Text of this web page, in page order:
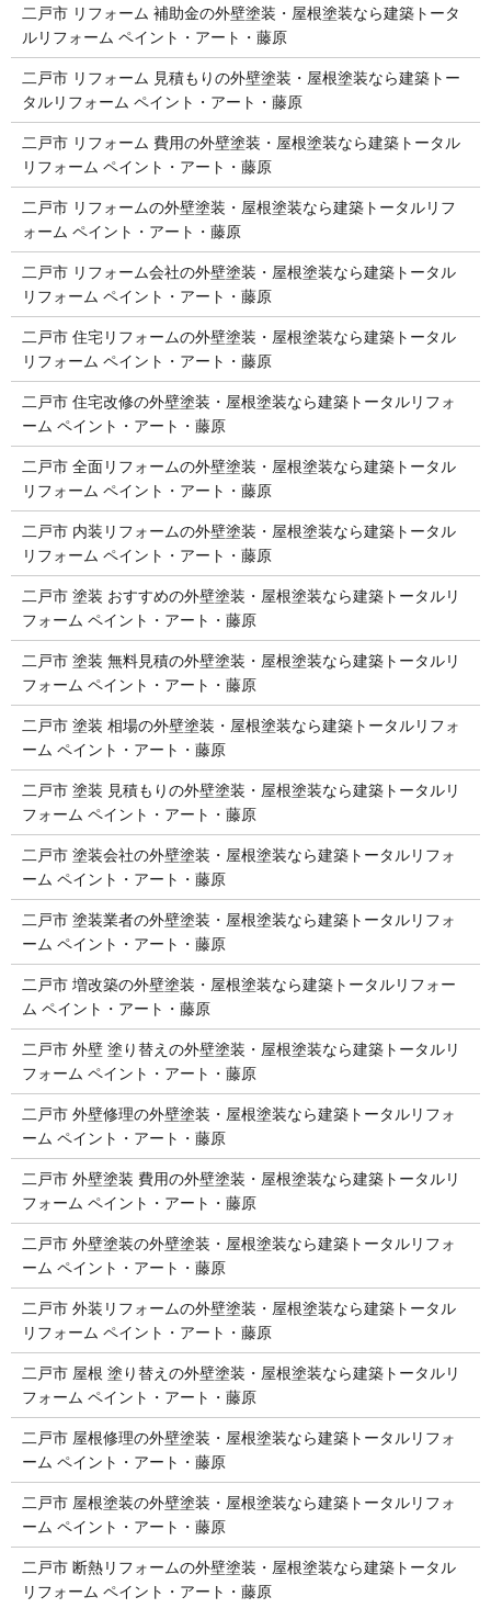
二戸市 リフォーム 補助金の外壁塗装・屋根塗装なら建築トータ
ルリフォーム ペイント・アート・藤原
二戸市 リフォーム 見積もりの外壁塗装・屋根塗装なら建築トー
タルリフォーム ペイント・アート・藤原
二戸市 リフォーム 費用の外壁塗装・屋根塗装なら建築トータル
リフォーム ペイント・アート・藤原
二戸市 リフォームの外壁塗装・屋根塗装なら建築トータルリフ
ォーム ペイント・アート・藤原
二戸市 リフォーム会社の外壁塗装・屋根塗装なら建築トータル
リフォーム ペイント・アート・藤原
二戸市 住宅リフォームの外壁塗装・屋根塗装なら建築トータル
リフォーム ペイント・アート・藤原
二戸市 住宅改修の外壁塗装・屋根塗装なら建築トータルリフォ
ーム ペイント・アート・藤原
二戸市 全面リフォームの外壁塗装・屋根塗装なら建築トータル
リフォーム ペイント・アート・藤原
二戸市 内装リフォームの外壁塗装・屋根塗装なら建築トータル
リフォーム ペイント・アート・藤原
二戸市 塗装 おすすめの外壁塗装・屋根塗装なら建築トータルリ
フォーム ペイント・アート・藤原
二戸市 塗装 無料見積の外壁塗装・屋根塗装なら建築トータルリ
フォーム ペイント・アート・藤原
二戸市 塗装 相場の外壁塗装・屋根塗装なら建築トータルリフォ
ーム ペイント・アート・藤原
二戸市 塗装 見積もりの外壁塗装・屋根塗装なら建築トータルリ
フォーム ペイント・アート・藤原
二戸市 塗装会社の外壁塗装・屋根塗装なら建築トータルリフォ
ーム ペイント・アート・藤原
二戸市 塗装業者の外壁塗装・屋根塗装なら建築トータルリフォ
ーム ペイント・アート・藤原
二戸市 増改築の外壁塗装・屋根塗装なら建築トータルリフォー
ム ペイント・アート・藤原
二戸市 外壁 塗り替えの外壁塗装・屋根塗装なら建築トータルリ
フォーム ペイント・アート・藤原
二戸市 外壁修理の外壁塗装・屋根塗装なら建築トータルリフォ
ーム ペイント・アート・藤原
二戸市 外壁塗装 費用の外壁塗装・屋根塗装なら建築トータルリ
フォーム ペイント・アート・藤原
二戸市 外壁塗装の外壁塗装・屋根塗装なら建築トータルリフォ
ーム ペイント・アート・藤原
二戸市 外装リフォームの外壁塗装・屋根塗装なら建築トータル
リフォーム ペイント・アート・藤原
二戸市 屋根 塗り替えの外壁塗装・屋根塗装なら建築トータルリ
フォーム ペイント・アート・藤原
二戸市 屋根修理の外壁塗装・屋根塗装なら建築トータルリフォ
ーム ペイント・アート・藤原
二戸市 屋根塗装の外壁塗装・屋根塗装なら建築トータルリフォ
ーム ペイント・アート・藤原
二戸市 断熱リフォームの外壁塗装・屋根塗装なら建築トータル
リフォーム ペイント・アート・藤原